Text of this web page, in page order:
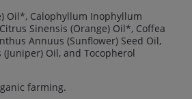
Oil*, Calophyllum Inophyllum
Sinensis (Orange) Oil*, Coffea
Annuus (Sunflower) Seed Oil,
Oil, and Tocopherol
farming.